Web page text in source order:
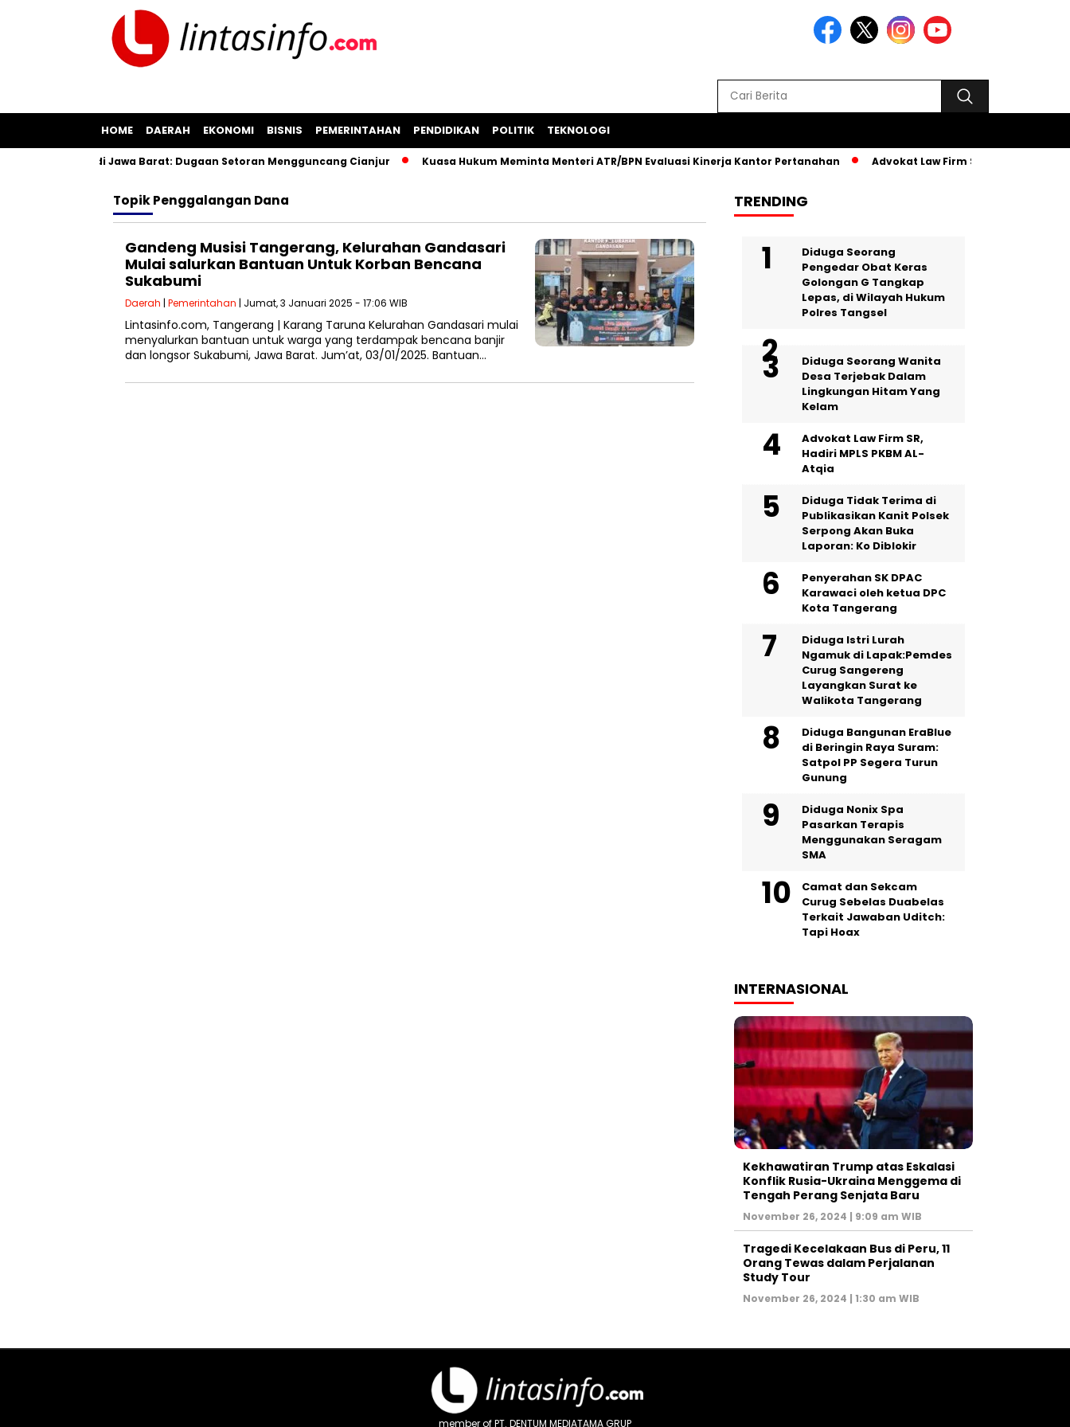
HOME DAERAH EKONOMI BISNIS PEMERINTAHAN PENDIDIKAN POLITIK TEKNOLOGI
Pil Koplo di Jawa Barat: Dugaan Setoran Mengguncang Cianjur Kuasa Hukum Meminta Menteri ATR/BPN Evaluasi Kinerja Kantor Pertanahan Advokat Law Firm SR, Hadiri MPLS
TopikPenggalangan Dana
Gandeng Musisi Tangerang, Kelurahan Gandasari
Mulai salurkan Bantuan Untuk Korban Bencana
Sukabumi
Daerah | Pemerintahan | Jumat, 3 Januari 2025 - 17:06 WIB
Lintasinfo.com, Tangerang | Karang Taruna Kelurahan Gandasari mulai
menyalurkan bantuan untuk warga yang terdampak bencana banjir
dan longsor Sukabumi, Jawa Barat. Jum’at, 03/01/2025. Bantuan…
TRENDING
‎Diduga Seorang
Pengedar Obat Keras
Golongan G Tangkap
Lepas, di Wilayah Hukum
Polres Tangsel
‎Diduga Seorang Wanita
Desa Terjebak Dalam
Lingkungan Hitam Yang
Kelam
Advokat Law Firm SR,
Hadiri MPLS PKBM AL-
Atqia
Diduga Tidak Terima di
Publikasikan Kanit Polsek
Serpong Akan Buka
Laporan: Ko Diblokir
Penyerahan SK DPAC
Karawaci oleh ketua DPC
Kota Tangerang
‎Diduga Istri Lurah
Ngamuk di Lapak:Pemdes
Curug Sangereng
Layangkan Surat ke
Walikota Tangerang
Diduga Bangunan EraBlue
di Beringin Raya Suram:
Satpol PP Segera Turun
Gunung
‎Diduga Nonix Spa
Pasarkan Terapis
Menggunakan Seragam
SMA
Camat dan Sekcam
Curug Sebelas Duabelas
Terkait Jawaban Uditch:
Tapi Hoax
INTERNASIONAL
Kekhawatiran Trump atas Eskalasi
Konflik Rusia-Ukraina Menggema di
Tengah Perang Senjata Baru
November 26, 2024 | 9:09 am WIB
Tragedi Kecelakaan Bus di Peru, 11
Orang Tewas dalam Perjalanan
Study Tour
November 26, 2024 | 1:30 am WIB
member of PT. DENTUM MEDIATAMA GRUP